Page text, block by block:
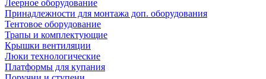
Леерное оборудование
Принадлежности для монтажа доп. оборудования
Тентовое оборудование
Трапы и комплектующие
Крышки вентиляции
Люки технологические
Платформы для купания